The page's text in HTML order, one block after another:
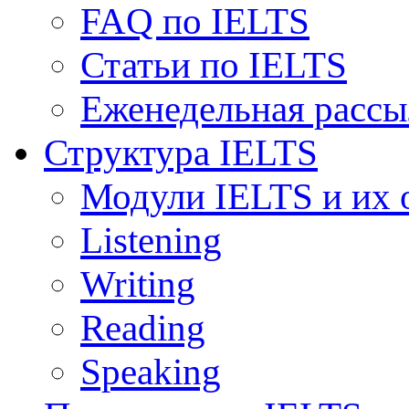
FAQ по IELTS
Статьи по IELTS
Еженедельная
Структура IELTS
Модули IELTS и их
Listening
Writing
Reading
Speaking